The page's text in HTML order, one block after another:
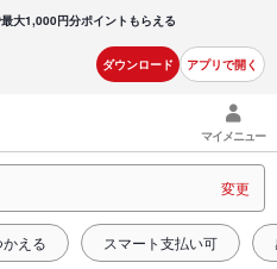
大1,000円分ポイントもらえる
ダウンロード アプリで開く
マイメニュー
変更
える スマート支払い可